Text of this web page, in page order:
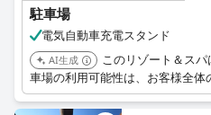
駐車場
電気自動車充電スタンド
AI生成
このリゾート＆ス
車場の利用可能性は、お客様全体